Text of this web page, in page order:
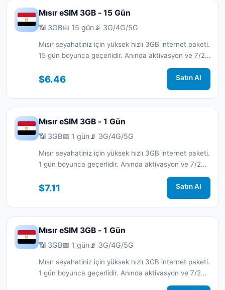
Mısır eSIM 3GB - 15 Gün
📶 3GB📅 15 gün📡 3G/4G/5G
Mısır seyahatiniz için yüksek hızlı 3GB internet paketi.
15 gün boyunca geçerlidir. Anında aktivasyon ve 7/24
$6.46 Satın Al
Mısır eSIM 3GB - 1 Gün
📶 3GB📅 1 gün📡 3G/4G/5G
Mısır seyahatiniz için yüksek hızlı 3GB internet paketi.
1 gün boyunca geçerlidir. Anında aktivasyon ve 7/24
$7.11 Satın Al
Mısır eSIM 3GB - 1 Gün
📶 3GB📅 1 gün📡 3G/4G/5G
Mısır seyahatiniz için yüksek hızlı 3GB internet paketi.
1 gün boyunca geçerlidir. Anında aktivasyon ve 7/24